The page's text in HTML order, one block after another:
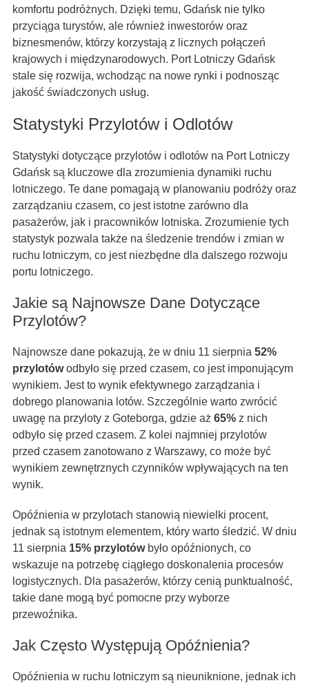
komfortu podróżnych. Dzięki temu, Gdańsk nie tylko
przyciąga turystów, ale również inwestorów oraz
biznesmenów, którzy korzystają z licznych połączeń
krajowych i międzynarodowych. Port Lotniczy Gdańsk
stale się rozwija, wchodząc na nowe rynki i podnosząc
jakość świadczonych usług.
Statystyki Przylotów i Odlotów
Statystyki dotyczące przylotów i odlotów na Port Lotniczy
Gdańsk są kluczowe dla zrozumienia dynamiki ruchu
lotniczego. Te dane pomagają w planowaniu podróży oraz
zarządzaniu czasem, co jest istotne zarówno dla
pasażerów, jak i pracowników lotniska. Zrozumienie tych
statystyk pozwala także na śledzenie trendów i zmian w
ruchu lotniczym, co jest niezbędne dla dalszego rozwoju
portu lotniczego.
Jakie są Najnowsze Dane Dotyczące
Przylotów?
Najnowsze dane pokazują, że w dniu 11 sierpnia 52%
przylotówodbyło się przed czasem, co jest imponującym
wynikiem. Jest to wynik efektywnego zarządzania i
dobrego planowania lotów. Szczególnie warto zwrócić
uwagę na przyloty z Goteborga, gdzie aż 65%z nich
odbyło się przed czasem. Z kolei najmniej przylotów
przed czasem zanotowano z Warszawy, co może być
wynikiem zewnętrznych czynników wpływających na ten
wynik.
Opóźnienia w przylotach stanowią niewielki procent,
jednak są istotnym elementem, który warto śledzić. W dniu
11 sierpnia 15% przylotówbyło opóźnionych, co
wskazuje na potrzebę ciągłego doskonalenia procesów
logistycznych. Dla pasażerów, którzy cenią punktualność,
takie dane mogą być pomocne przy wyborze
przewoźnika.
Jak Często Występują Opóźnienia?
Opóźnienia w ruchu lotniczym są nieuniknione, jednak ich